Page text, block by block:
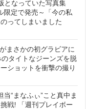
となっていた写真集
限定で発売～「今の私
ってしまいました
まさかの初グラビアに
タイトなジーンズを脱
ショットを衝撃の撮り
当“まなふぃ”こと真中ま
戦! 「週刊プレイボー